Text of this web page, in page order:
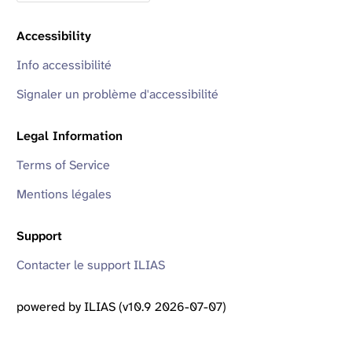
Accessibility
Info accessibilité
Signaler un problème d'accessibilité
Legal Information
Terms of Service
Mentions légales
Support
Contacter le support ILIAS
powered by ILIAS (v10.9 2026-07-07)